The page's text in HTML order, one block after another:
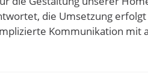
die Umsetzung erfolgt
Kommunikation mit